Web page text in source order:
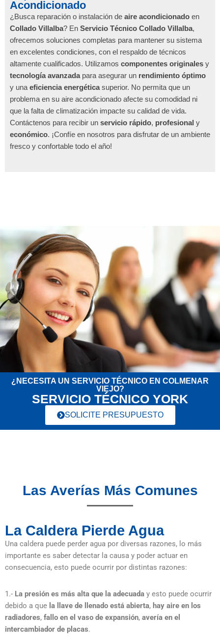
Acondicionado
¿Busca reparación o instalación de aire acondicionado en
Collado Villalba? En Servicio Técnico Collado Villalba,
ofrecemos soluciones completas para mantener su sistema
en excelentes condiciones, con el respaldo de técnicos
altamente cualificados. Utilizamos componentes originales y
tecnología avanzadapara asegurar un rendimiento óptimo
y una eficiencia energéticasuperior. No permita que un
problema en su aire acondicionado afecte su comodidad ni
que la falta de climatización impacte su calidad de vida.
Contáctenos para recibir un servicio rápido, profesional y
económico. ¡Confíe en nosotros para disfrutar de un ambiente
fresco y confortable todo el año!
¿NECESITA UN SERVICIO TÉCNICO EN COLMENAR
VIEJO?
SERVICIO TÉCNICO YORK
SOLICITE PRESUPUESTO
Las Averías Más Comunes
La Caldera Pierde Agua
Una caldera puede perder agua por diversas razones, lo más
importante es saber detectar la causa y poder actuar en
consecuencia, esto puede ocurrir por distintas razones:
1.- La presión es más alta que la adecuada y esto puede ocurrir
debido a que la llave de llenado está abierta, hay aire en los
radiadores, fallo en el vaso de expansión, avería en el
intercambiador de placas.